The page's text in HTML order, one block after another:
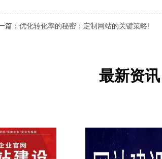
篇： 优化转化率的秘密：定制网站的关键策略!
最新资讯